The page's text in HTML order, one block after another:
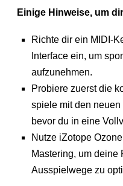
Einige Hinweise, um
Richte dir ein MIDI-
Interface ein, um
aufzunehmen.
Probiere zuerst die
spiele mit den
bevor du in eine
Nutze iZotope
Mastering, um deine
Ausspielwege zu